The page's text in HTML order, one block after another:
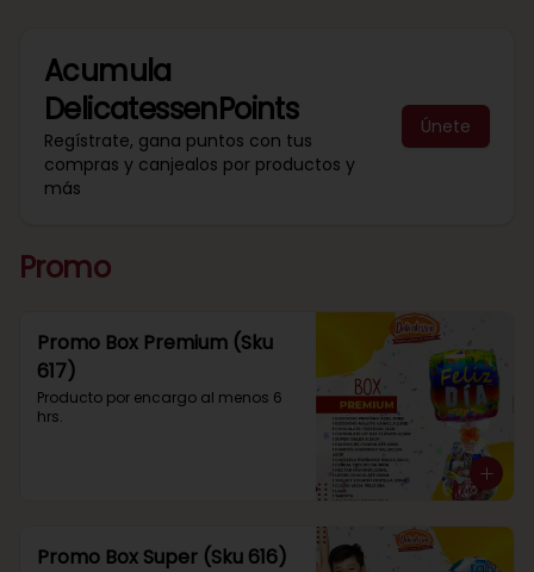
Acumula
DelicatessenPoints
Regístrate, gana puntos con tus
compras y canjealos por productos y
más
Únete
Promo
Promo Box Premium (Sku
617)
Producto por encargo al menos 6
hrs.
Promo Box Super (Sku 616)